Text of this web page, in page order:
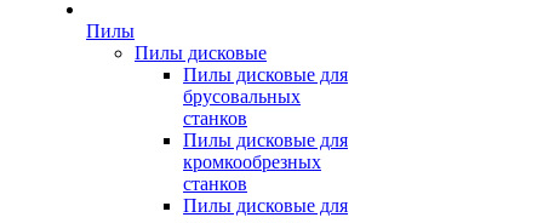
Пилы
Пилы дисковые
Пилы дисковые для
брусовальных
станков
Пилы дисковые для
кромкообрезных
станков
Пилы дисковые для